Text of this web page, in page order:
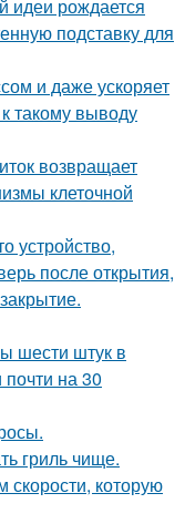
идеи рождается
подставку для
и даже ускоряет
такому выводу
возвращает
клеточной
устройство,
после открытия,
шести штук в
на 30
гриль чище.
скорости, которую